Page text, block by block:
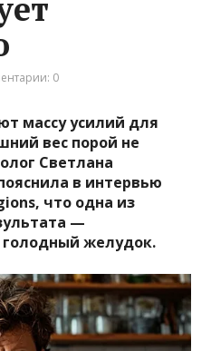
0
массу усилий для
вес порой не
Светлана
в интервью
что одна из
—
голодный желудок.